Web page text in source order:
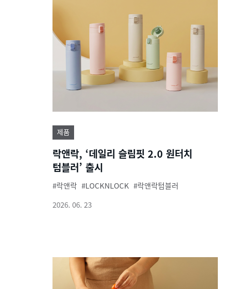
제품
락앤락, ‘데일리 슬림핏 2.0 원터치
텀블러’ 출시
락앤락 LOCKNLOCK
락앤락텀블러
2026. 06. 23